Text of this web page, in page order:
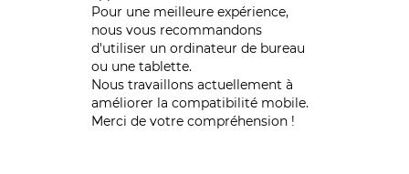
Pour une meilleure expérience,
nous vous recommandons
d'utiliser un ordinateur de bureau
ou une tablette.
Nous travaillons actuellement à
améliorer la compatibilité mobile.
Merci de votre compréhension !